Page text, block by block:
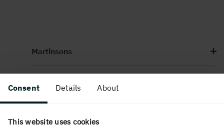
Consent Details About
This website uses cookies
Martinsons
Kontakta oss